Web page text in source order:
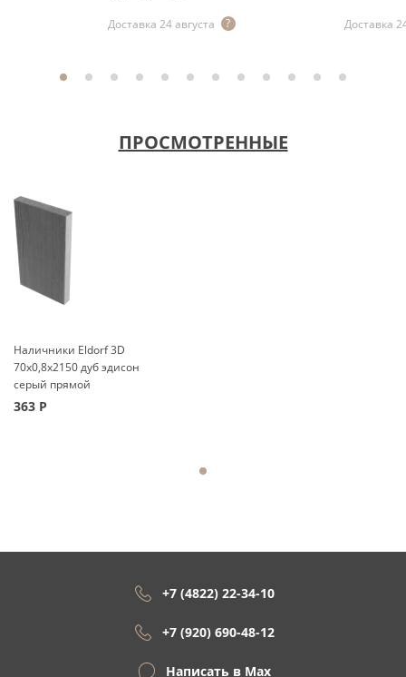
Доставка 24 августа Доставка
ПРОСМОТРЕННЫЕ
Наличники Eldorf 3D
70x0,8x2150 дуб эдисон
серый прямой
363 Р
+7 (4822) 22-34-10
+7 (920) 690-48-12
Написать в Max